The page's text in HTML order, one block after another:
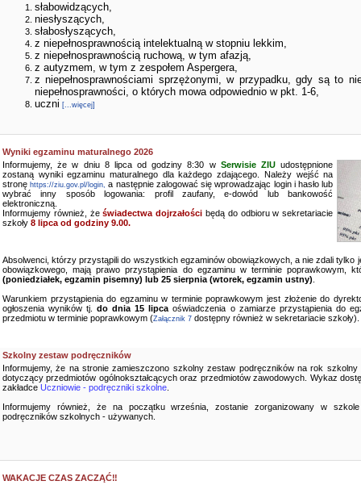
słabowidzących,
niesłyszących,
słabosłyszących,
z niepełnosprawnością intelektualną w stopniu lekkim,
z niepełnosprawnością ruchową, w tym afazją,
z autyzmem, w tym z zespołem Aspergera,
z niepełnosprawnościami sprzężonymi, w przypadku, gdy są to
niepełnosprawności, o których mowa odpowiednio w pkt. 1-6,
uczni [...więcej]
Wyniki egzaminu maturalnego 2026
Informujemy, że w dniu 8 lipca od godziny 8:30 w Serwisie ZIU udostępnione
zostaną wyniki egzaminu maturalnego dla każdego zdającego. Należy wejść na
stronęhttps://ziu.gov.pl/login, a następnie zalogować się wprowadzając login i hasło lub
wybrać inny sposób logowania: profil zaufany, e-dowód lub bankowość
elektroniczną.
Informujemy również, żeświadectwa dojrzałości będą do odbioru w sekretariacie
szkoły 8 lipca od godziny 9.00.
Absolwenci, którzy przystąpili do wszystkich egzaminów obowiązkowych, a nie zdali tylko
obowiązkowego, mają prawo przystąpienia do egzaminu w terminie poprawkowym,
(poniedziałek, egzamin pisemny) lub 25 sierpnia (wtorek, egzamin ustny)
Warunkiem przystąpienia do egzaminu w terminie poprawkowym jest złożenie do
ogłoszenia wyników tj.do dnia 15 lipca oświadczenia o zamiarze przystąpienia do
przedmiotu w terminie poprawkowym (Załącznik 7 dostępny również w sekretariacie szkoły).
Szkolny zestaw podręczników
Informujemy, że na stronie zamieszczono szkolny zestaw podręczników na rok szkolny
dotyczący przedmiotów ogólnokształcących oraz przedmiotów zawodowych. Wykaz
zakładce Uczniowie - podręczniki szkolne
Informujemy również, że na początku września, zostanie zorganizowany w
podręczników szkolnych - używanych.
WAKACJE CZAS ZACZĄĆ‼️